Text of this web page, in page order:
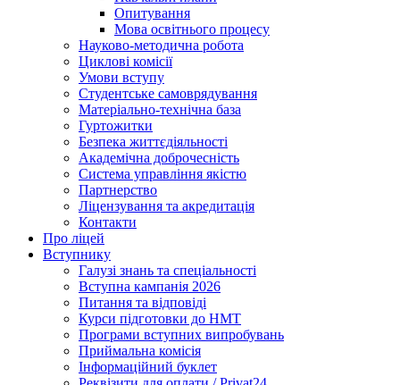
Опитування
Мова освітнього процесу
Науково-методична робота
Циклові комісії
Умови вступу
Студентське самоврядування
Матеріально-технічна база
Гуртожитки
Безпека життєдіяльності
Академічна доброчесність
Система управління якістю
Партнерство
Ліцензування та акредитація
Контакти
Про ліцей
Вступнику
Галузі знань та спеціальності
Вступна кампанія 2026
Питання та відповіді
Курси підготовки до НМТ
Програми вступних випробувань
Приймальна комісія
Інформаційний буклет